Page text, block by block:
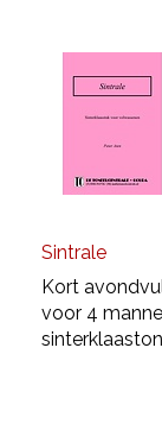
HANDBOEKEN
SKETCHES
Sintrale
Kort
voor 4